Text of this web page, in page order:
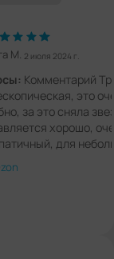
М. 2 июля 2024 г.
Комментарий
это
за это сняла
хорошо,
для
для
то, что надо.